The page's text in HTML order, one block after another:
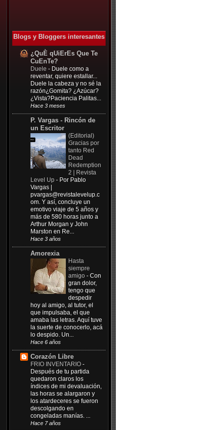
Blogs y Bloggers interesantes
¿QuÈ qUiErEs Que Te
CuEnTe?
Duele - Duele como a
reventar, quiere estallar...
Duele la cabeza y no sé la
razón¿Gomita? ¿Azúcar?
¿Vista?Paciencia Palitas...
Hace 3 meses
P. Vargas - Rincón de
un Escritor
(Editorial)
Gracias por
tanto Red
Dead
Redemption
2 | Revista
Level Up - Por Pablo
Vargas |
pvargas@revistalevelup.c
om. Y así, concluye un
emotivo viaje de 5 años y
más de 580 horas junto a
Arthur Morgan y John
Marston en Re...
Hace 3 años
Amorexia
Hasta
siempre
amigo - Con
gran dolor,
tengo que
despedir
hoy al amigo, al tutor, el
que impulsaba, el que
amaba las letras. Aquí tuve
la suerte de conocerlo, acá
lo despido. Un...
Hace 6 años
Corazón Libre
FRIO INVENTARIO -
Después de tu partida
quedaron claros los
índices de mi devaluación,
las horas se alargaron y
los atardeceres se fueron
descolgando en
congeladas manías. ...
Hace 7 años